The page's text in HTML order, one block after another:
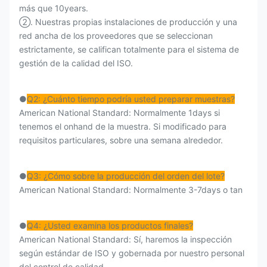
más que 10years.
②. Nuestras propias instalaciones de producción y una
red ancha de los proveedores que se seleccionan
estrictamente, se califican totalmente para el sistema de
gestión de la calidad del ISO.
●Q2: ¿Cuánto tiempo podría usted preparar muestras?
American National Standard: Normalmente 1days si
tenemos el onhand de la muestra. Si modificado para
requisitos particulares, sobre una semana alrededor.
●Q3: ¿Cómo sobre la producción del orden del lote?
American National Standard: Normalmente 3-7days o tan
●Q4: ¿Usted examina los productos finales?
American National Standard: Sí, haremos la inspección
según estándar de ISO y gobernada por nuestro personal